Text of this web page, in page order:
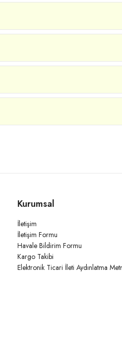
Kurumsal
İletişim
İletişim Formu
Havale Bildirim Formu
Kargo Takibi
Elektronik Ticari İleti Aydınlatma